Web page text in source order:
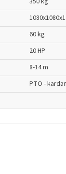
60 kg
20 HP
8-14 m
PTO - kardan